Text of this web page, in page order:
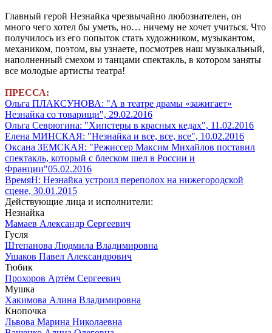
Главный герой Незнайка чрезвычайно любознателен, он
много чего хотел бы уметь, но… ничему не хочет учиться. Что
получилось из его попыток стать художником, музыкантом,
механиком, поэтом, вы узнаете, посмотрев наш музыкальный,
наполненный смехом и танцами спектакль, в котором заняты
все молодые артисты театра!
ПРЕССА:
Ольга ПЛАКСУНОВА: "А в театре драмы «зажигает»
Незнайка со товарищи", 29.02.2016
Ольга Севрюгина: "Хипстеры в красных кедах", 11.02.2016
Елена МИНСКАЯ: "Незнайка и все, все, все", 10.02.2016
Оксана ЗЕМСКАЯ: "Режиссер Максим Михайлов поставил
спектакль, который с блеском шел в России и
Франции"05.02.2016
ВремяН: Незнайка устроил переполох на нижегородской
сцене, 30.01.2015
Действующие лица и исполнители:
Незнайка
Мамаев Александр Сергеевич
Гусля
Штепанова Людмила Владимировна
Ушаков Павел Александрович
Тюбик
Прохоров Артём Сергеевич
Мушка
Хакимова Алина Владимировна
Кнопочка
Львова Марина Николаевна